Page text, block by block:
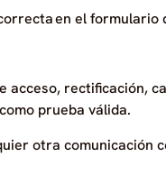
en el formulario
rectificación,
prueba válida.
otra comunicación